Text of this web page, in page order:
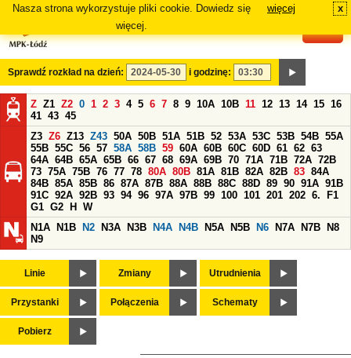
Nasza strona wykorzystuje pliki cookie. Dowiedz się
więcej.
więcej x
Sprawdź rozkład na dzień: i godzinę:
Z Z1 Z2 0 1 2 3 4 5 6 7 8 9 10A 10B 11 12 13 14 15 16
41 43 45
Z3 Z6 Z13 Z43 50A 50B 51A 51B 52 53A 53C 53B 54B 55A
55B 55C 56 57 58A 58B 59 60A 60B 60C 60D 61 62 63
64A 64B 65A 65B 66 67 68 69A 69B 70 71A 71B 72A 72B
73 75A 75B 76 77 78 80A 80B 81A 81B 82A 82B 83 84A
84B 85A 85B 86 87A 87B 88A 88B 88C 88D 89 90 91A 91B
91C 92A 92B 93 94 96 97A 97B 99 100 101 201 202 6.
F1
G1 G2 H
W
N1A
N1B N2 N3A N3B N4A N4B N5A N5B N6 N7A N7B
N8
N9
Linie Zmiany Utrudnienia
Przystanki Połączenia Schematy
Pobierz